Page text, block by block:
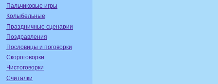
Пальчиковые игры
Колыбельные
Праздничные сценарии
Поздравления
Пословицы и поговорки
Скороговорки
Чистоговорки
Считалки